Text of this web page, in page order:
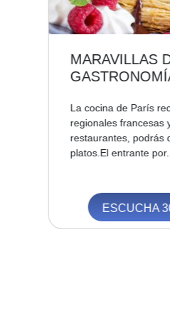
DE LA
de París recoge la historia de las
francesas y, en sus más de
podrás deleitarte con
entrante por...
ESCUCHA 30 SEGUNDOS